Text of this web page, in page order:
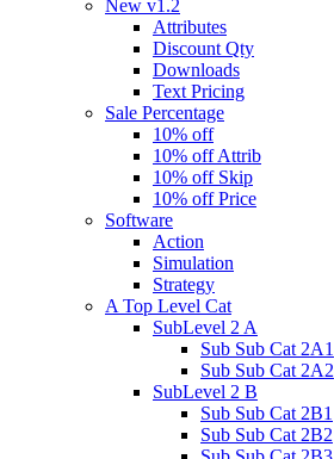
New v1.2
Attributes
Discount Qty
Downloads
Text Pricing
Sale Percentage
10% off
10% off Attrib
10% off Skip
10% off Price
Software
Action
Simulation
Strategy
A Top Level Cat
SubLevel 2 A
Sub Sub Cat 2A1
Sub Sub Cat 2A2
SubLevel 2 B
Sub Sub Cat 2B1
Sub Sub Cat 2B2